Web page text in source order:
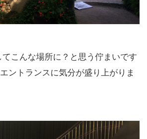
こんな場所に？と思う佇まいです
ントランスに気分が盛り上がりま